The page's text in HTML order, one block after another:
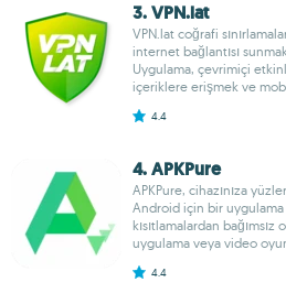
3. VPN.lat
VPN.lat coğrafi
internet bağlantısı
Uygulama, çevrimiçi
içeriklere erişmek ve
4.4
4. APKPure
APKPure, cihazınıza
Android için bir
kısıtlamalardan
uygulama veya video
4.4